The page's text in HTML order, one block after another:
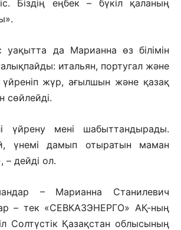
Біздің еңбек – бүкіл қаланың
да Марианна өз білімін
итальян, португал және
үйреніп жүр, ағылшын және қазақ
сөйлейді.
үйрену мені шабыттандырады.
үнемі дамып отыратын маман
– дейді ол.
– Марианна Станилевич
– тек «СЕВКАЗЭНЕРГО» АҚ-ның
Солтүстік Қазақстан облысының